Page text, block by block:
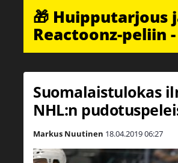
🎁 Huipputarjous
Reactoonz-peliin
Suomalaistulokas
NHL:n
Markus Nuutinen 18.04.201906:27